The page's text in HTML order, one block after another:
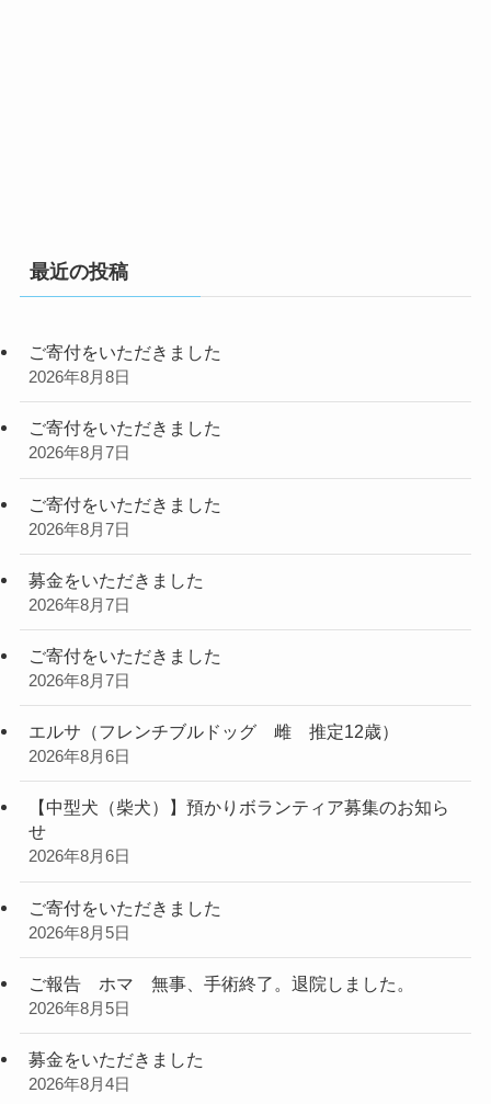
最近の投稿
ご寄付をいただきました
2026年8月8日
ご寄付をいただきました
2026年8月7日
ご寄付をいただきました
2026年8月7日
募金をいただきました
2026年8月7日
ご寄付をいただきました
2026年8月7日
エルサ（フレンチブルドッグ 雌 推定12歳）
2026年8月6日
【中型犬（柴犬）】預かりボランティア募集のお知ら
せ
2026年8月6日
ご寄付をいただきました
2026年8月5日
ご報告 ホマ 無事、手術終了。退院しました。
2026年8月5日
募金をいただきました
2026年8月4日